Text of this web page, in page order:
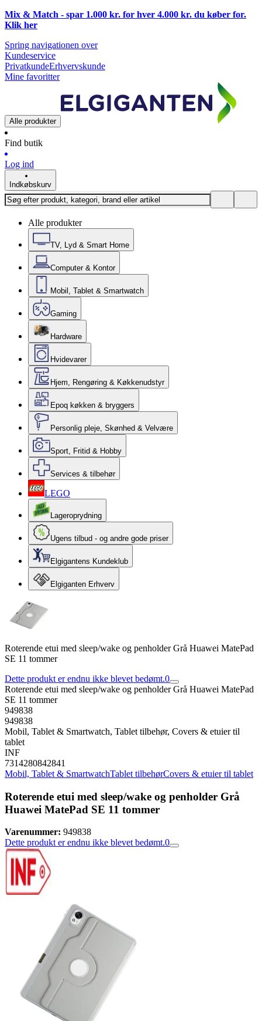
Mix & Match - spar 1.000 kr. for hver 4.000 kr. du køber for.
Klik her
Spring navigationen over
Kundeservice
PrivatkundeErhvervskunde
Mine favoritter
Alle produkter
Find butik
Log ind
Indkøbskurv
Alle produkter
TV, Lyd & Smart Home
Computer & Kontor
Mobil, Tablet & Smartwatch
Gaming
Hardware
Hvidevarer
Hjem, Rengøring & Køkkenudstyr
Epoq køkken & bryggers
Personlig pleje, Skønhed & Velvære
Sport, Fritid & Hobby
Services & tilbehør
LEGO
Lageroprydning
Ugens tilbud - og andre gode priser
Elgigantens Kundeklub
Elgiganten Erhverv
Roterende etui med sleep/wake og penholder Grå Huawei MatePad
SE 11 tommer
Dette produkt er endnu ikke blevet bedømt.0
Roterende etui med sleep/wake og penholder Grå Huawei MatePad
SE 11 tommer
949838
949838
Mobil, Tablet & Smartwatch, Tablet tilbehør, Covers & etuier til
tablet
INF
7314280842841
Mobil, Tablet & SmartwatchTablet tilbehørCovers & etuier til tablet
Roterende etui med sleep/wake og penholder Grå
Huawei MatePad SE 11 tommer
Varenummer: 949838
Dette produkt er endnu ikke blevet bedømt.0